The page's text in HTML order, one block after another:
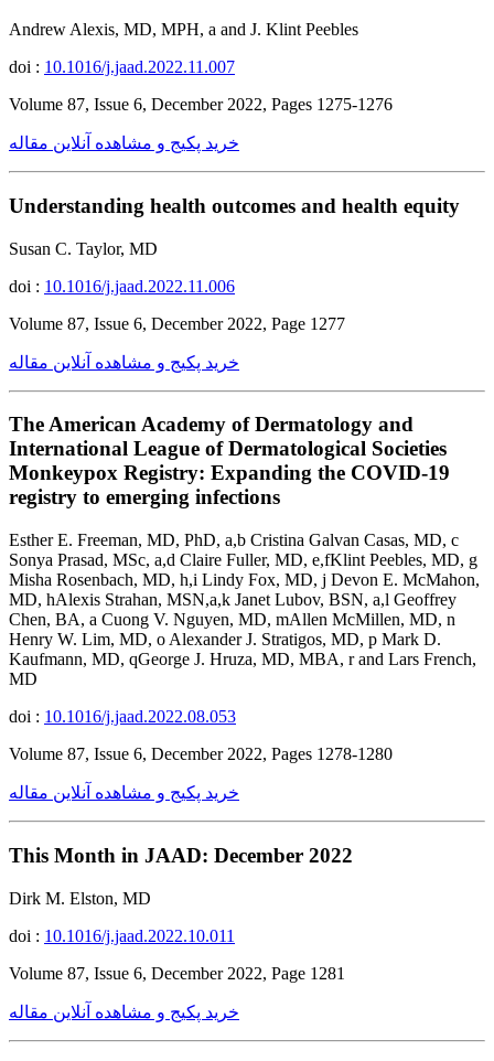
Andrew Alexis, MD, MPH, a and J. Klint Peebles
doi : 10.1016/j.jaad.2022.11.007
Volume 87, Issue 6, December 2022, Pages 1275-1276
خرید پکیج و مشاهده آنلاین مقاله
Understanding health outcomes and health equity
Susan C. Taylor, MD
doi : 10.1016/j.jaad.2022.11.006
Volume 87, Issue 6, December 2022, Page 1277
خرید پکیج و مشاهده آنلاین مقاله
The American Academy of Dermatology and
International League of Dermatological Societies
Monkeypox Registry: Expanding the COVID-19
registry to emerging infections
Esther E. Freeman, MD, PhD, a,b Cristina Galvan Casas, MD, c
Sonya Prasad, MSc, a,d Claire Fuller, MD, e,fKlint Peebles, MD, g
Misha Rosenbach, MD, h,i Lindy Fox, MD, j Devon E. McMahon,
MD, hAlexis Strahan, MSN,a,k Janet Lubov, BSN, a,l Geoffrey
Chen, BA, a Cuong V. Nguyen, MD, mAllen McMillen, MD, n
Henry W. Lim, MD, o Alexander J. Stratigos, MD, p Mark D.
Kaufmann, MD, qGeorge J. Hruza, MD, MBA, r and Lars French,
MD
doi : 10.1016/j.jaad.2022.08.053
Volume 87, Issue 6, December 2022, Pages 1278-1280
خرید پکیج و مشاهده آنلاین مقاله
This Month in JAAD: December 2022
Dirk M. Elston, MD
doi : 10.1016/j.jaad.2022.10.011
Volume 87, Issue 6, December 2022, Page 1281
خرید پکیج و مشاهده آنلاین مقاله